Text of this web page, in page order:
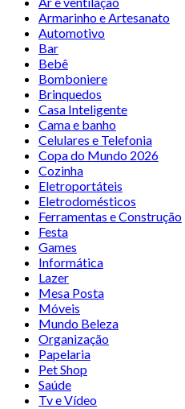
Armarinho e Artesanato
Automotivo
Bar
Bebê
Bomboniere
Brinquedos
Casa Inteligente
Cama e banho
Celulares e Telefonia
Copa do Mundo 2026
Cozinha
Eletroportáteis
Eletrodomésticos
Ferramentas e Construção
Festa
Games
Informática
Lazer
Mesa Posta
Móveis
Mundo Beleza
Organização
Papelaria
Pet Shop
Saúde
Tv e Vídeo